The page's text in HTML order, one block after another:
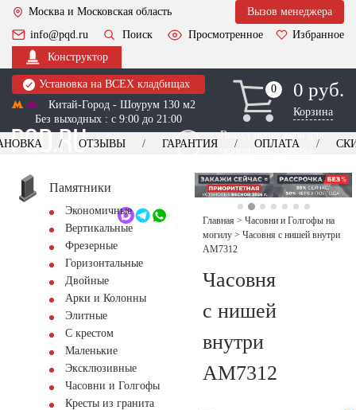
Москва и Московская область
Вызов менеджера
info@pqd.ru
Поиск Просмотренное
Избранное
Конструктор
Установка на ВСЕХ кладбищах
Китай-Город - Шоурум 130 м2
Без выходных : с 9:00 до 21:00
0
0 0 руб.
Корзина
Выезд менеджера для
оформления заказа
+7 (495) 518-44-23
Обратный звонок
ОТЗЫВЫ ГАРАНТИЯ ОПЛАТА
Памятники
Экономичные
Вертикальные
Фрезерные
Горизонтальные
Двойные
Арки и Колонны
Элитные
С крестом
Маленькие
Эксклюзивные
Часовни и Голгофы
Кресты из гранита
Главная > Часовни и Голгофы на
могилу > Часовня с нишей внутри
AM7312
Часовня
с нишей
внутри
AM7312